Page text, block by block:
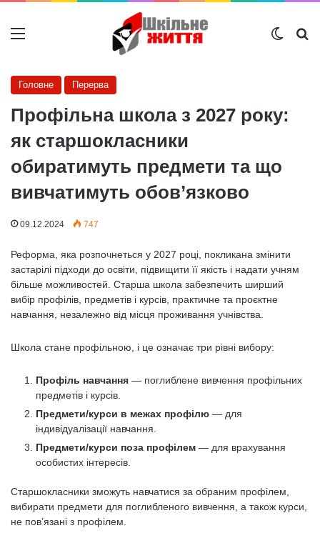
Меню
Головне Перерва
Профільна школа з 2027 року:
як старшокласники
обиратимуть предмети та що
вивчатимуть обов’язково
09.12.2024 747
Реформа, яка розпочнеться у 2027 році, покликана змінити
застарілі підходи до освіти, підвищити її якість і надати учням
більше можливостей. Старша школа забезпечить ширший
вибір профілів, предметів і курсів, практичне та проєктне
навчання, незалежно від місця проживання учнівства.
Школа стане профільною, і це означає три рівні вибору:
Профіль навчання — поглиблене вивчення профільних
предметів і курсів.
Предмети/курси в межах профілю — для
індивідуалізації навчання.
Предмети/курси поза профілем — для врахування
особистих інтересів.
Старшокласники зможуть навчатися за обраним профілем,
вибирати предмети для поглибленого вивчення, а також курси,
не пов’язані з профілем.